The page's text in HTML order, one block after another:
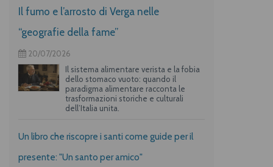
Il fumo e l’arrosto di Verga nelle
“geografie della fame”
20/07/2026
Il sistema alimentare verista e la fobia
dello stomaco vuoto: quando il
paradigma alimentare racconta le
trasformazioni storiche e culturali
dell’Italia unita.
Un libro che riscopre i santi come guide per il
presente: "Un santo per amico"